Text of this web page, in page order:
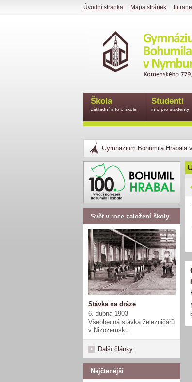
Gymnázium Bohumila Hrabala
Svět v roce založení školy
Stávka na dráze
6. dubna 1903
Všeobecná stávka železničářů
v Nizozemsku
Další články
Nejčtenější
Škola
základní info o škole
Studenti
info pro studenty
Úvodní stránka Mapa stránek